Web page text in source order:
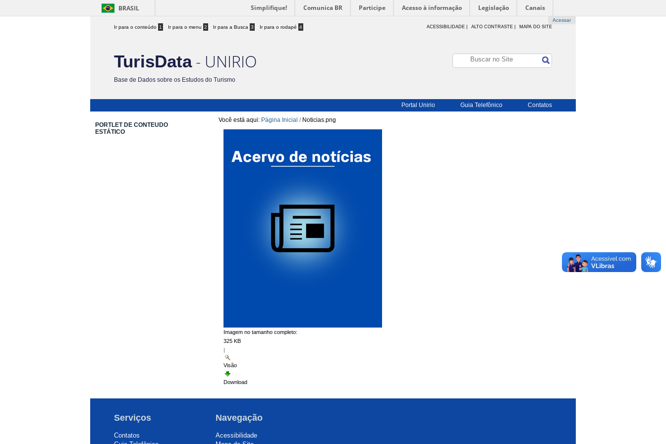
BRASIL Simplifique! Comunica BR Participe Acesso à informação Legislação Canais
Acessar
Ir para o conteúdo 1 Ir para o menu 2 Ir para a Busca 3 Ir para o rodapé 4 ACESSIBILIDADE ALTO CONTRASTE | MAPA DO SITE
TurisData- UNIRIO
Base de Dados sobre os Estudos do Turismo
Portal Unirio Guia Telefônico Contatos
Você está aqui: Página Inicial / Noticias.png
Imagem no tamanho completo:
325 KB
|
Visão
Download
PORTLET DE CONTEUDO
ESTÁTICO
Serviços
Contatos
Navegação
Acessibilidade